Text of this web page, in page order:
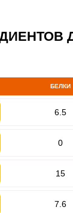
БЕЛКИ
6.5
0
15
7.6